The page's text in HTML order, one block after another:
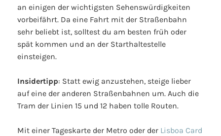
an einigen der wichtigsten Sehenswürdigkeiten
vorbeifährt. Da eine Fahrt mit der Straßenbahn
sehr beliebt ist, solltest du am besten früh oder
spät kommen und an der Starthaltestelle
einsteigen.
Insidertipp: Statt ewig anzustehen, steige lieber
auf eine der anderen Straßenbahnen um. Auch die
Tram der Linien 15 und 12 haben tolle Routen.
Mit einer Tageskarte der Metro oder der Lisboa Card